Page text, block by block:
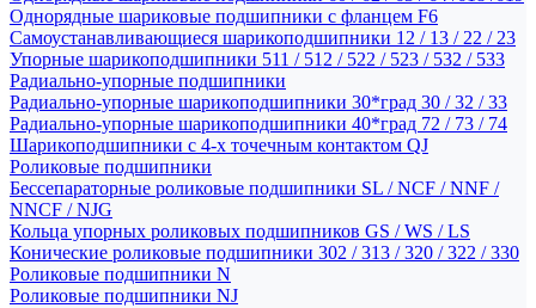
Однорядные шариковые подшипники с фланцем F6
Самоустанавливающиеся шарикоподшипники 12 / 13 / 22 / 23
Упорные шарикоподшипники 511 / 512 / 522 / 523 / 532 / 533
Радиально-упорные подшипники
Радиально-упорные шарикоподшипники 30*град 30 / 32 / 33
Радиально-упорные шарикоподшипники 40*град 72 / 73 / 74
Шарикоподшипники с 4-х точечным контактом QJ
Роликовые подшипники
Бессепараторные роликовые подшипники SL / NCF / NNF /
NNCF / NJG
Кольца упорных роликовых подшипников GS / WS / LS
Конические роликовые подшипники 302 / 313 / 320 / 322 / 330
Роликовые подшипники N
Роликовые подшипники NJ